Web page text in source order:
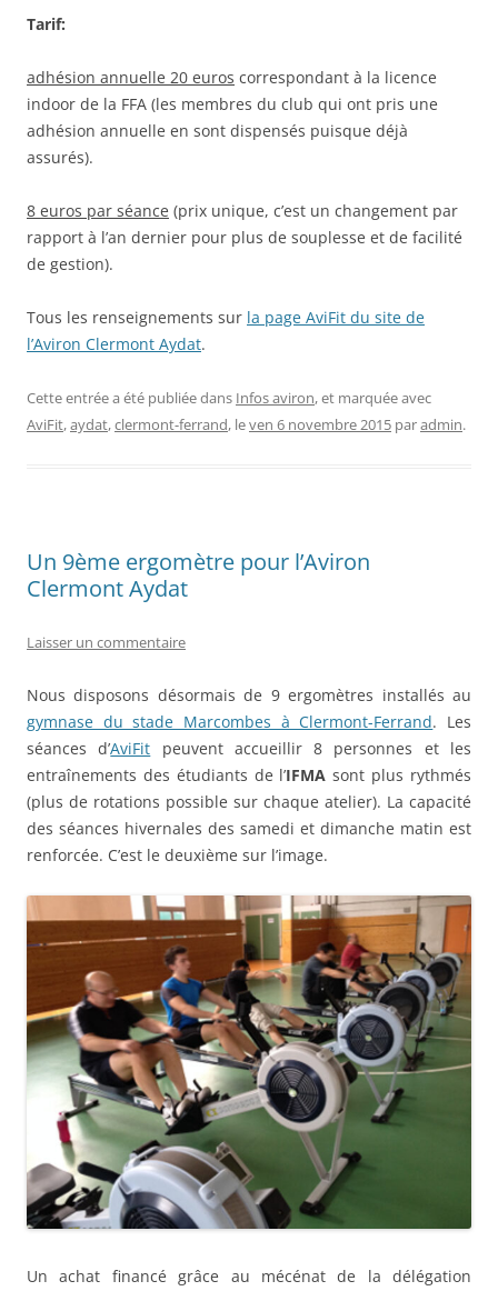
Tarif:
adhésion annuelle 20 euros correspondant à la licence
indoor de la FFA (les membres du club qui ont pris une
adhésion annuelle en sont dispensés puisque déjà
assurés).
8 euros par séance (prix unique, c’est un changement par
rapport à l’an dernier pour plus de souplesse et de facilité
de gestion).
Tous les renseignements sur la page AviFit du site de
l’Aviron Clermont Aydat.
Cette entrée a été publiée dans Infos aviron, et marquée avec
AviFit,aydat,clermont-ferrand, leven 6 novembre 2015 paradmin.
Un 9ème ergomètre pour l’Aviron
Clermont Aydat
Laisser un commentaire
Nous disposons désormais de 9 ergomètres installés au
gymnase du stade Marcombes à Clermont-Ferrand. Les
séances d’AviFit peuvent accueillir 8 personnes et les
entraînements des étudiants de l’IFMA sont plus rythmés
(plus de rotations possible sur chaque atelier). La capacité
des séances hivernales des samedi et dimanche matin est
renforcée. C’est le deuxième sur l’image.
Un achat financé grâce au mécénat de la délégation